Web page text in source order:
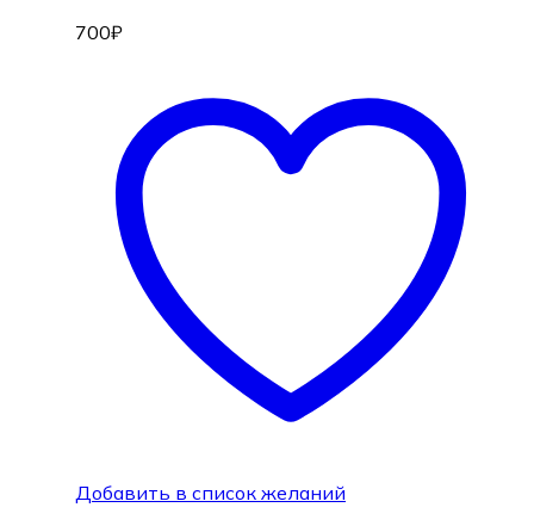
700₽
Добавить в список желаний